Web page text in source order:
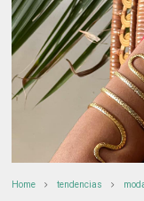
Home tendencias